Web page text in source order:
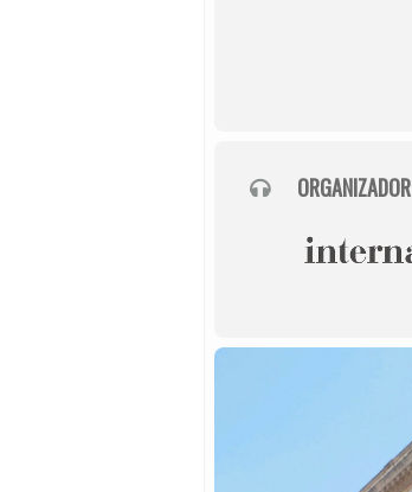
ORGANIZADOR